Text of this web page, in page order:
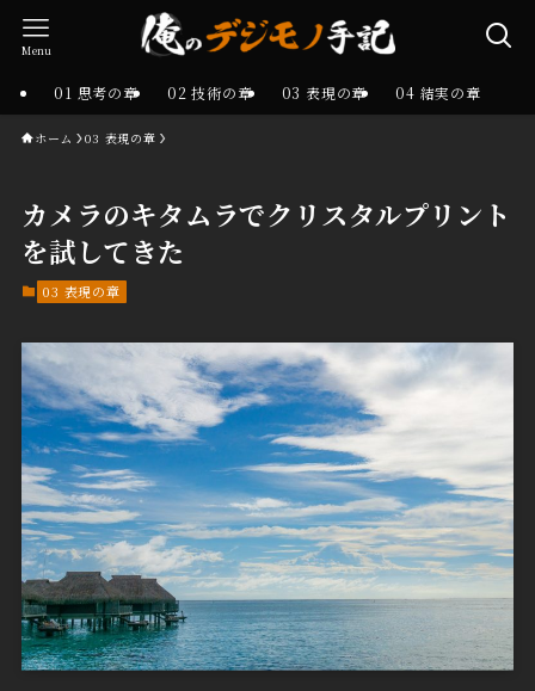
Menu
01 思考の章 02 技術の章 03 表現の章 04 結実の章
ホーム 03 表現の章
カメラのキタムラでクリスタルプリント
を試してきた
03 表現の章